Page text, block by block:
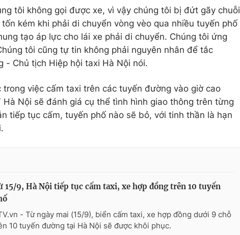
tôi không gọi được xe, vì vậy chúng tôi bị đứt gãy chuỗi
kém khi phải di chuyển vòng vèo qua nhiều tuyến phố
tạo áp lực cho lái xe phải di chuyển. Chúng tôi ứng
tôi cũng tự tin không phải nguyên nhân để tắc
- Chủ tịch Hiệp hội taxi Hà Nội nói.
việc cấm taxi trên các tuyến đường vào giờ cao
Hà Nội sẽ đánh giá cụ thể tình hình giao thông trên từng
tiếp tục cấm, tuyến phố nào sẽ bỏ, với tinh thần là hạn
15/9, Hà Nội tiếp tục cấm taxi, xe hợp đồng trên 10 tuyến
- Từ ngày mai (15/9), biển cấm taxi, xe hợp đồng dưới 9 chỗ
10 tuyến đường tại Hà Nội sẽ được khôi phục.